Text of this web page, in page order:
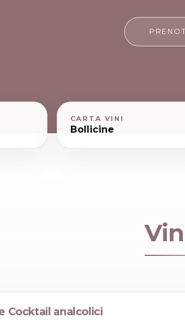
CARTA VINI
Bollicine
Cocktail analcolici